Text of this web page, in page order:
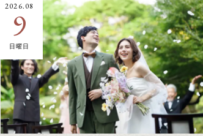
2026.08
9
日曜日